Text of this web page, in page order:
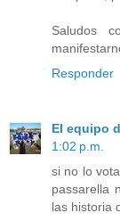
Saludos
Responder
El equipo
1:02 p.m.
si no lo
passarella
las historia